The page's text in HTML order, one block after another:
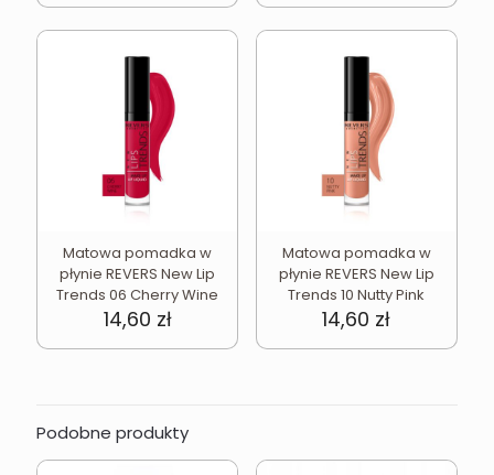
Matowa pomadka w
płynie REVERS New Lip
Trends 06 Cherry Wine
14,60 zł
Matowa pomadka w
płynie REVERS New Lip
Trends 10 Nutty Pink
14,60 zł
Podobne produkty